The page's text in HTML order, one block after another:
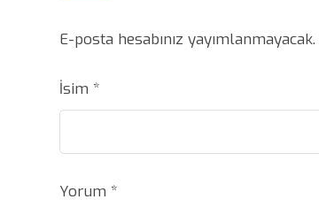
E-posta hesabınız yayımlanmayacak.
İsim *
Yorum *